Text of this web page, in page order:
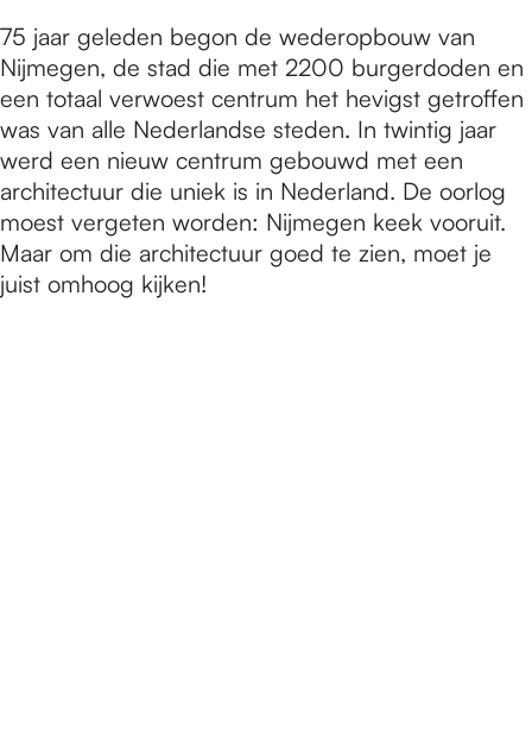
a
g
e
75 jaar geleden begon de wederopbouw van
Nijmegen, de stad die met 2200 burgerdoden en
een totaal verwoest centrum het hevigst getroffen
was van alle Nederlandse steden. In twintig jaar
werd een nieuw centrum gebouwd met een
architectuur die uniek is in Nederland. De oorlog
moest vergeten worden: Nijmegen keek vooruit.
Maar om die architectuur goed te zien, moet je
juist omhoog kijken!